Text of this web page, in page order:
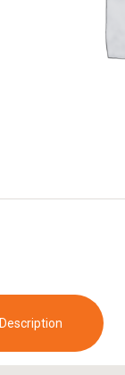
Description